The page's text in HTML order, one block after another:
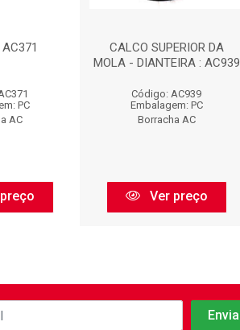
PC
AC
CALCO SUPERIOR DA
MOLA - DIANTEIRA : AC939
Código: AC939
Embalagem: PC
Borracha AC
Ver preço